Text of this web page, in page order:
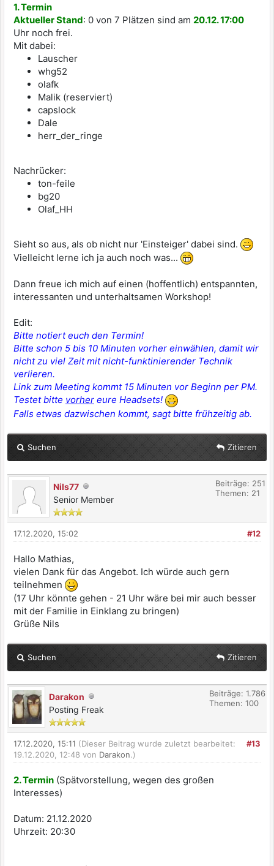
1. Termin
Aktueller Stand: 0 von 7 Plätzen sind am 20.12. 17:00
Uhr noch frei.
Mit dabei:
Lauscher
whg52
olafk
Malik (reserviert)
capslock
Dale
herr_der_ringe
Nachrücker:
ton-feile
bg20
Olaf_HH
Sieht so aus, als ob nicht nur 'Einsteiger' dabei sind.
Vielleicht lerne ich ja auch noch was...
Dann freue ich mich auf einen (hoffentlich) entspannten,
interessanten und unterhaltsamen Workshop!
Edit:
Bitte notiert euch den Termin!
Bitte schon 5 bis 10 Minuten vorher einwählen, damit wir
nicht zu viel Zeit mit nicht-funktinierender Technik
verlieren.
Link zum Meeting kommt 15 Minuten vor Beginn per PM.
Testet bitte vorher eure Headsets!
Falls etwas dazwischen kommt, sagt bitte frühzeitig ab.
Suchen Zitieren
Nils77
Senior Member
Beiträge: 251
Themen: 21
#12
17.12.2020, 15:02
Hallo Mathias,
vielen Dank für das Angebot. Ich würde auch gern
teilnehmen
(17 Uhr könnte gehen - 21 Uhr wäre bei mir auch besser
mit der Familie in Einklang zu bringen)
Grüße Nils
Suchen Zitieren
Darakon
Posting Freak
Beiträge: 1.786
Themen: 100
#13
17.12.2020, 15:11 (Dieser Beitrag wurde zuletzt bearbeitet:
19.12.2020, 12:48 von Darakon.)
2. Termin (Spätvorstellung, wegen des großen
Interesses)
Datum: 21.12.2020
Uhrzeit: 20:30